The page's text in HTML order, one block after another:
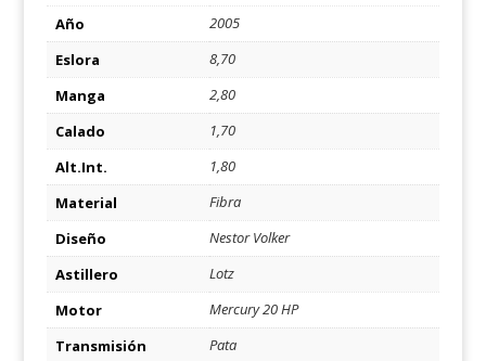
Año
2005
Eslora
8,70
Manga
2,80
Calado
1,70
Alt.Int.
1,80
Material
Fibra
Diseño
Nestor Volker
Astillero
Lotz
Motor
Mercury 20 HP
Transmisión
Pata